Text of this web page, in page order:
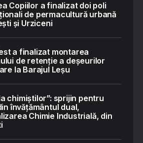
Copiilor a finalizat doi poli
de permacultură urbană
și Urziceni
a finalizat montarea
de retenție a deșeurilor
la Barajul Leșu
chimiștilor”: sprijin pentru
învățământul dual,
Chimie Industrială, din